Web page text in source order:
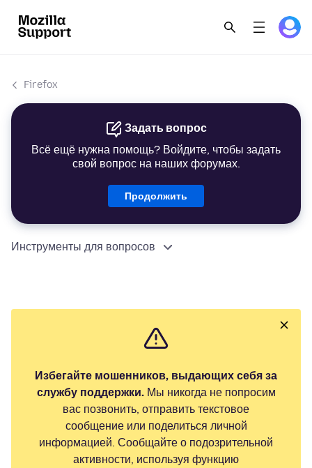
Firefox
Задать вопрос
Всё ещё нужна помощь? Войдите, чтобы задать
свой вопрос на наших форумах.
Продолжить
Инструменты для вопросов
Избегайте мошенников, выдающих себя за
службу поддержки.Мы никогда не попросим
вас позвонить, отправить текстовое
сообщение или поделиться личной
информацией. Сообщайте о подозрительной
активности, используя функцию